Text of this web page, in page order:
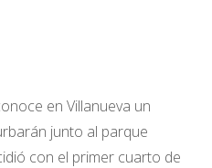
en Villanueva un
junto al parque
con el primer cuarto de